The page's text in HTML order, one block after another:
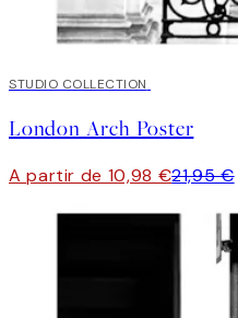
50%*
STUDIO COLLECTION
London Arch Poster
A partir de 10,98 €21,95 €